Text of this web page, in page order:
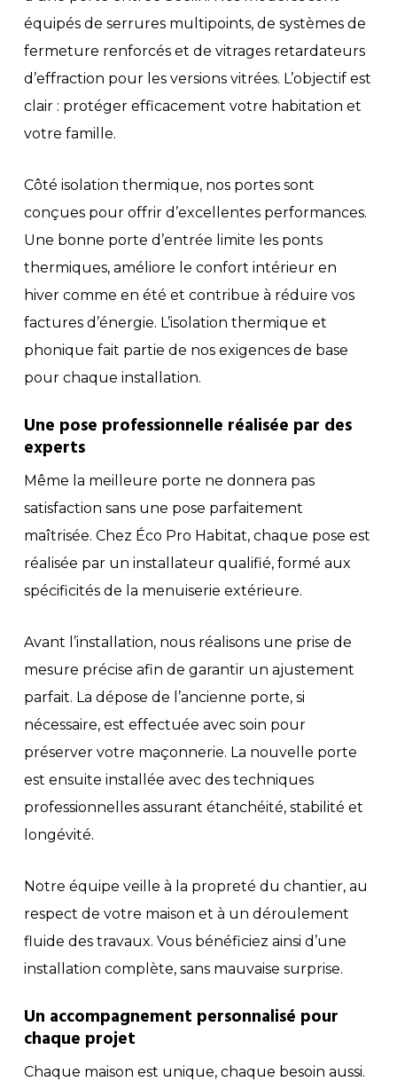
équipés de serrures multipoints, de systèmes de
fermeture renforcés et de vitrages retardateurs
d’effraction pour les versions vitrées. L’objectif est
clair : protéger efficacement votre habitation et
votre famille.
Côté isolation thermique, nos portes sont
conçues pour offrir d’excellentes performances.
Une bonne porte d’entrée limite les ponts
thermiques, améliore le confort intérieur en
hiver comme en été et contribue à réduire vos
factures d’énergie. L’isolation thermique et
phonique fait partie de nos exigences de base
pour chaque installation.
Une pose professionnelle réalisée par des
experts
Même la meilleure porte ne donnera pas
satisfaction sans une pose parfaitement
maîtrisée. Chez Éco Pro Habitat, chaque pose est
réalisée par un installateur qualifié, formé aux
spécificités de la menuiserie extérieure.
Avant l’installation, nous réalisons une prise de
mesure précise afin de garantir un ajustement
parfait. La dépose de l’ancienne porte, si
nécessaire, est effectuée avec soin pour
préserver votre maçonnerie. La nouvelle porte
est ensuite installée avec des techniques
professionnelles assurant étanchéité, stabilité et
longévité.
Notre équipe veille à la propreté du chantier, au
respect de votre maison et à un déroulement
fluide des travaux. Vous bénéficiez ainsi d’une
installation complète, sans mauvaise surprise.
Un accompagnement personnalisé pour
chaque projet
Chaque maison est unique, chaque besoin aussi.